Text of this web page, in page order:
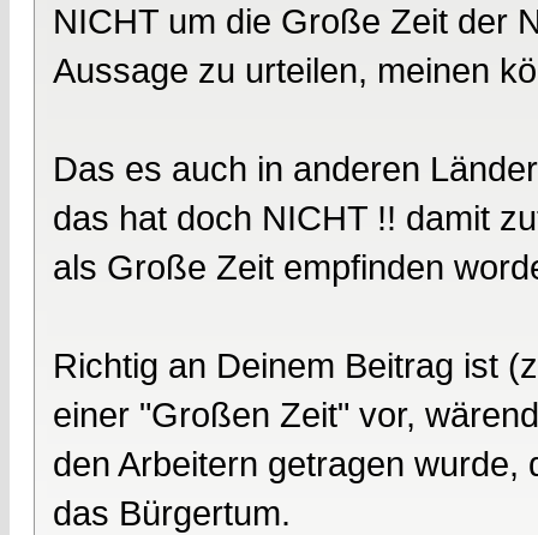
NICHT um die Große Zeit der
Aussage zu urteilen, meinen
Das es auch in anderen
das hat doch NICHT !! damit
als Große Zeit empfinden
Richtig an Deinem Beitrag ist
einer "Großen Zeit" vor,
den Arbeitern getragen
das Bürgertum.